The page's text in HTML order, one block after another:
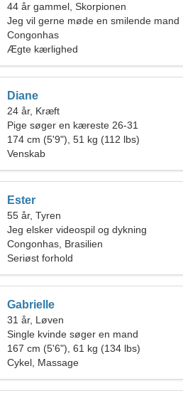
44 år gammel, Skorpionen
Jeg vil gerne møde en smilende mand
Congonhas
Ægte kærlighed
Diane
24 år, Kræft
Pige søger en kæreste 26-31
174 cm (5'9"), 51 kg (112 lbs)
Venskab
Ester
55 år, Tyren
Jeg elsker videospil og dykning
Congonhas, Brasilien
Seriøst forhold
Gabrielle
31 år, Løven
Single kvinde søger en mand
167 cm (5'6"), 61 kg (134 lbs)
Cykel, Massage